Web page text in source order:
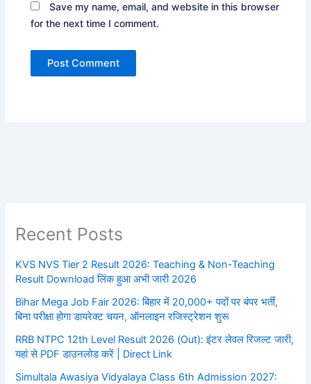
Save my name, email, and website in this browser
for the next time I comment.
Recent Posts
KVS NVS Tier 2 Result 2026: Teaching & Non-Teaching
Result Download लिंक हुआ अभी जारी 2026
Bihar Mega Job Fair 2026: बिहार में 20,000+ पदों पर बंपर भर्ती,
बिना परीक्षा होगा डायरेक्ट चयन, ऑनलाइन रजिस्ट्रेशन शुरू
RRB NTPC 12th Level Result 2026 (Out): इंटर लेवल रिजल्ट जारी,
यहां से PDF डाउनलोड करें | Direct Link
Simultala Awasiya Vidyalaya Class 6th Admission 2027: